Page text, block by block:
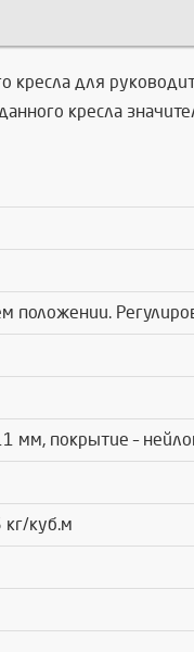
кресла для
кресла
положении.
мм, покрытие –
куб.м